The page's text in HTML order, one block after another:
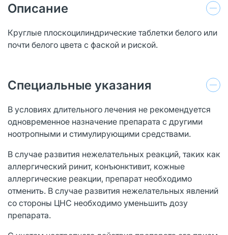
Описание
Круглые плоскоцилиндрические таблетки белого или
почти белого цвета с фаской и риской.
Специальные указания
В условиях длительного лечения не рекомендуется
одновременное назначение препарата с другими
ноотропными и стимулирующими средствами.
В случае развития нежелательных реакций, таких как
аллергический ринит, конъюнктивит, кожные
аллергические реакции, препарат необходимо
отменить. В случае развития нежелательных явлений
со стороны ЦНС необходимо уменьшить дозу
препарата.